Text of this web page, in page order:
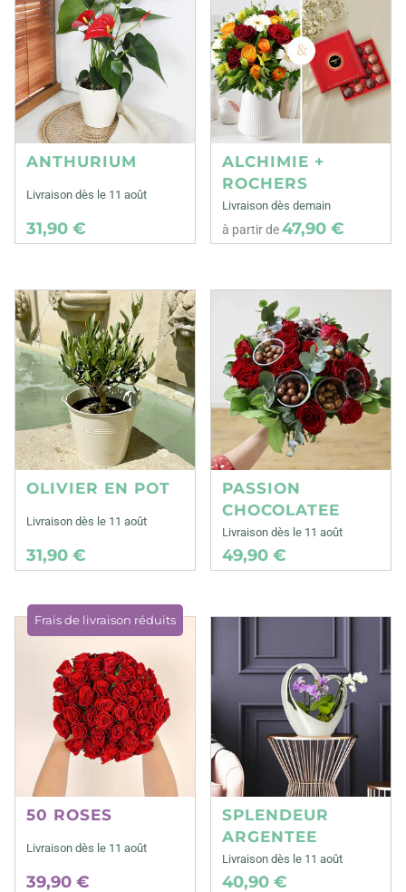
ANTHURIUM
Livraison dès le 11 août
31,90 €
ALCHIMIE +
ROCHERS
Livraison dès demain
à partir de47,90 €
OLIVIER EN POT
Livraison dès le 11 août
31,90 €
PASSION
CHOCOLATEE
Livraison dès le 11 août
49,90 €
Frais de livraison réduits
50 ROSES
Livraison dès le 11 août
39,90 €
SPLENDEUR
ARGENTEE
Livraison dès le 11 août
40,90 €